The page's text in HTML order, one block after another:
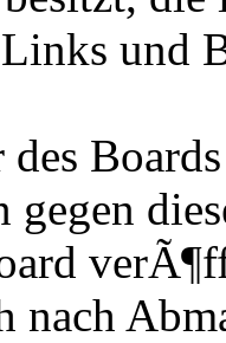
und
nach